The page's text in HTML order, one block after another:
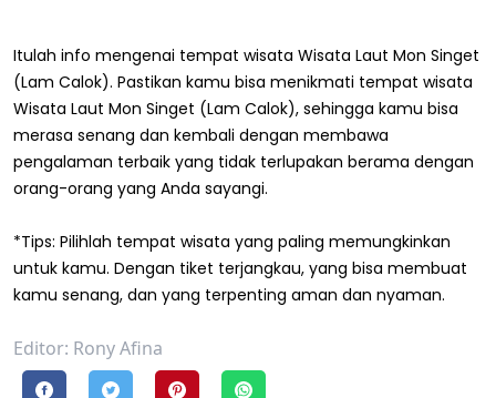
Itulah info mengenai tempat wisata Wisata Laut Mon Singet
(Lam Calok). Pastikan kamu bisa menikmati tempat wisata
Wisata Laut Mon Singet (Lam Calok), sehingga kamu bisa
merasa senang dan kembali dengan membawa
pengalaman terbaik yang tidak terlupakan berama dengan
orang-orang yang Anda sayangi.
*Tips: Pilihlah tempat wisata yang paling memungkinkan
untuk kamu. Dengan tiket terjangkau, yang bisa membuat
kamu senang, dan yang terpenting aman dan nyaman.
Editor: Rony Afina